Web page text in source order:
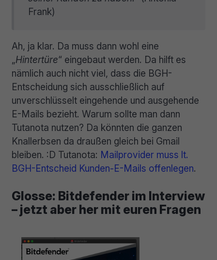
Frank)
Ah, ja klar. Da muss dann wohl eine
„Hintertüre“ eingebaut werden. Da hilft es
nämlich auch nicht viel, dass die BGH-
Entscheidung sich ausschließlich auf
unverschlüsselt eingehende und ausgehende
E-Mails bezieht. Warum sollte man dann
Tutanota nutzen? Da könnten die ganzen
Knallerbsen da draußen gleich bei Gmail
bleiben. :D Tutanota: Mailprovider muss lt.
BGH-Entscheid Kunden-E-Mails offenlegen.
Glosse: Bitdefender im Interview
– jetzt aber her mit euren Fragen